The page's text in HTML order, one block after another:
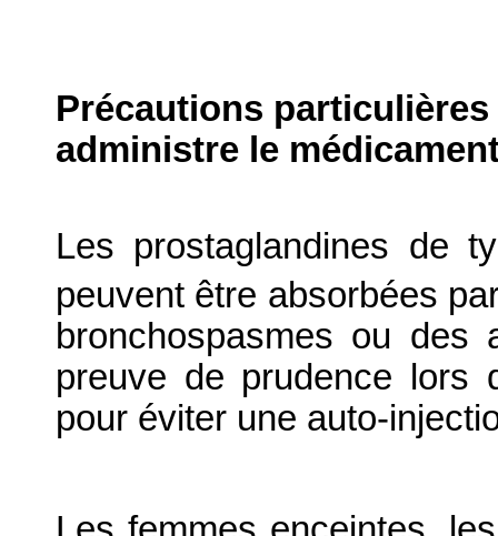
Précautions
administre le
Les prostaglandines de
peuvent être absorbées
bronchospasmes ou des
preuve de prudence lors
pour éviter une auto-